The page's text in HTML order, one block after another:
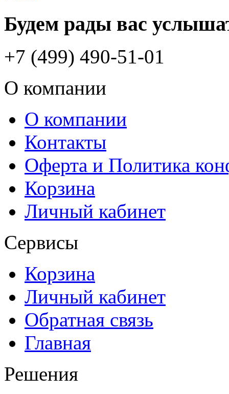
Будем рады вас
+7 (499) 490-51-01
О компании
О компании
Контакты
Оферта и Политика
Корзина
Личный кабинет
Сервисы
Корзина
Личный кабинет
Обратная связь
Главная
Решения